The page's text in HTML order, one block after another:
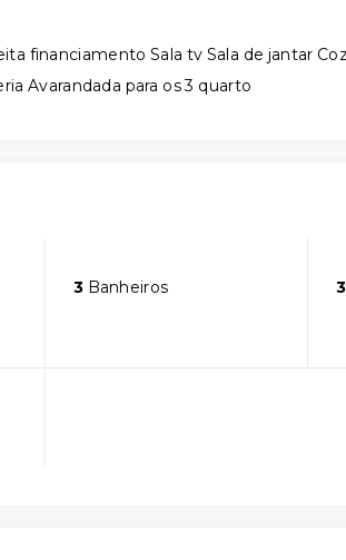
financiamento Sala tv Sala de jantar
Avarandada para os 3 quarto
3Banheiros 3